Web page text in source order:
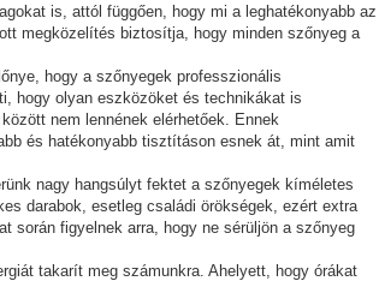
is, attól függően, hogy mi a leghatékonyabb az
megközelítés biztosítja, hogy minden szőnyeg a
hogy a szőnyegek professzionális
hogy olyan eszközöket és technikákat is
nem lennének elérhetőek. Ennek
és hatékonyabb tisztításon esnek át, mint amit
nagy hangsúlyt fektet a szőnyegek kíméletes
darabok, esetleg családi örökségek, ezért extra
során figyelnek arra, hogy ne sérüljön a szőnyeg
takarít meg számunkra. Ahelyett, hogy órákat